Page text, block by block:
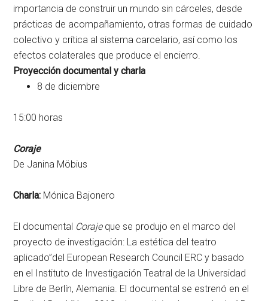
importancia de construir un mundo sin cárceles, desde
prácticas de acompañamiento, otras formas de cuidado
colectivo y crítica al sistema carcelario, así como los
efectos colaterales que produce el encierro.
Proyección documental y charla
8 de diciembre
15:00 horas
Coraje
De Janina Möbius
Charla: Mónica Bajonero
El documental Corajeque se produjo en el marco del
proyecto de investigación: La estética del teatro
aplicado”del European Research Council ERC y basado
en el Instituto de Investigación Teatral de la Universidad
Libre de Berlín, Alemania. El documental se estrenó en el